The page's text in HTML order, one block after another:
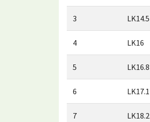
3 LK14.5
4 LK16
5 LK16.8
6 LK17.1
7 LK18.2